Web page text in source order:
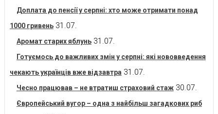
Доплата до пенсії у серпні: хто може отримати понад
1000 гривень 31.07.
Аромат старих яблунь 31.07.
Готуємось до важливих змін у серпні: які нововведення
чекають українців вже відзавтра 31.07.
Чесно працював – не втратиш страховий стаж 30.07.
Європейський вугор – одна з найбільш загадкових риб